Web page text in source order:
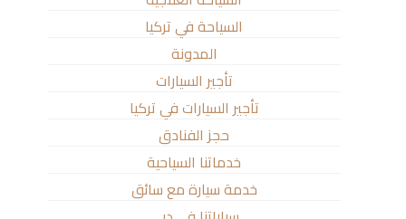
السياحة في تركيا
المدونة
تأجير السيارات
تأجير السيارات في تركيا
حجز الفنادق
خدماتنا السياحية
خدمة سيارة مع سائق